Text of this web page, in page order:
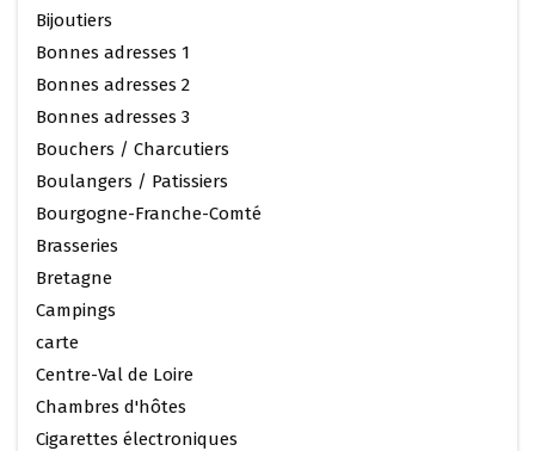
Bijoutiers
Bonnes adresses 1
Bonnes adresses 2
Bonnes adresses 3
Bouchers / Charcutiers
Boulangers / Patissiers
Bourgogne-Franche-Comté
Brasseries
Bretagne
Campings
carte
Centre-Val de Loire
Chambres d'hôtes
Cigarettes électroniques